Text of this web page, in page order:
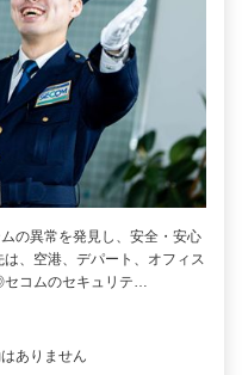
の異常を発見し、安全・安心
、空港、デパート、オフィス
コムのセキュリテ…
ありません